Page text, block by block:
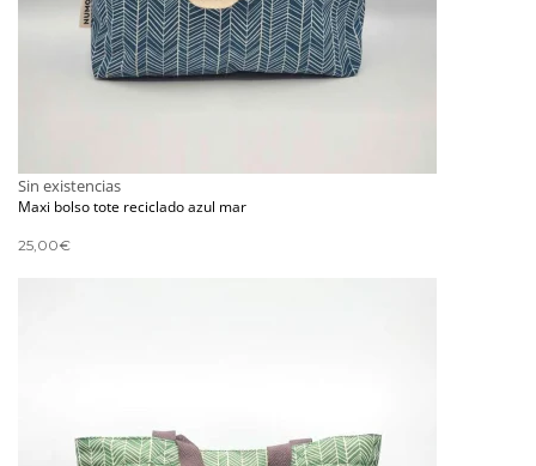
Sin existencias
Maxi bolso tote reciclado azul mar
25,00€